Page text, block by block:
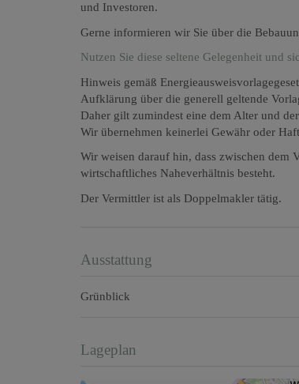
und Investoren.
Gerne informieren wir Sie über die
Nutzen Sie diese seltene Gelegenheit und
Hinweis gemäß
Aufklärung über die generell geltende
Daher gilt zumindest eine dem Alter und
Wir übernehmen keinerlei Gewähr oder
Wir weisen darauf hin, dass zwischen dem
wirtschaftliches Naheverhältnis besteht.
Der Vermittler ist als Doppelmakler tätig.
Ausstattung
Grünblick
Lageplan